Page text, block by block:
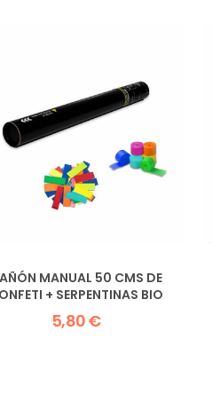
MANUAL 50 CMS DE
+ SERPENTINAS BIO
5,80 €